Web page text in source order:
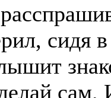
сидя
сам.